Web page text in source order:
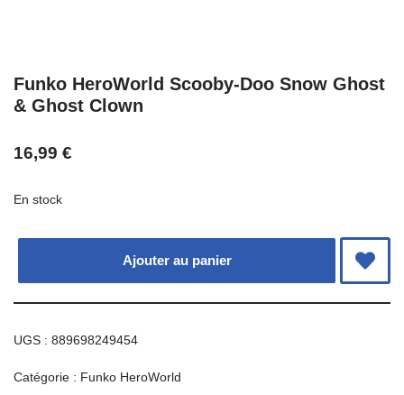
Funko HeroWorld Scooby-Doo Snow Ghost
& Ghost Clown
16,99 €
En stock
Ajouter au panier
UGS : 889698249454
Catégorie : Funko HeroWorld